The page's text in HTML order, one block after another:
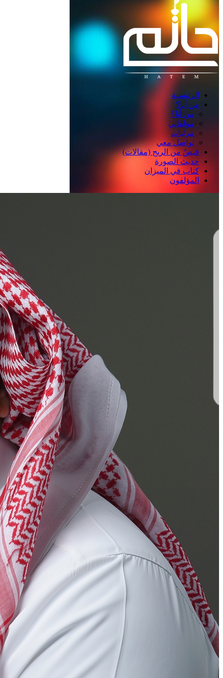
الرئيسية
من أنا؟
من أنا؟
مؤلفاتي
مرئيات
تواصل معي
قبضٌ من الريح (مقالات)
حديث الصورة
كتاب في الميزان
المؤلفون